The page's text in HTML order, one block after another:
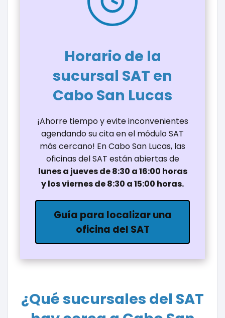
Horario de la
sucursal SAT en
Cabo San Lucas
¡Ahorre tiempo y evite inconvenientes
agendando su cita en el módulo SAT
más cercano! En Cabo San Lucas, las
oficinas del SAT están abiertas de
lunes a jueves de 8:30 a 16:00 horas
y los viernes de 8:30 a 15:00 horas.
Guía para localizar una
oficina del SAT
¿Qué sucursales del SAT